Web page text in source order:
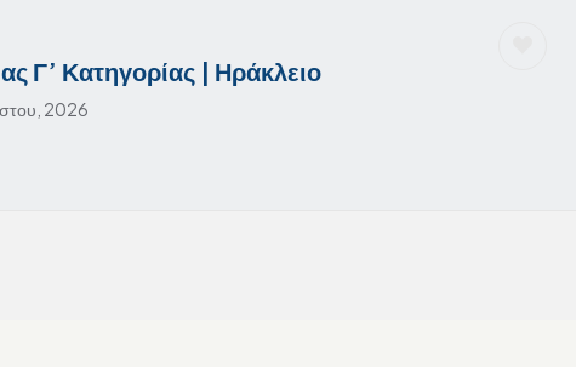
Γ’ Κατηγορίας | Ηράκλειο
2026